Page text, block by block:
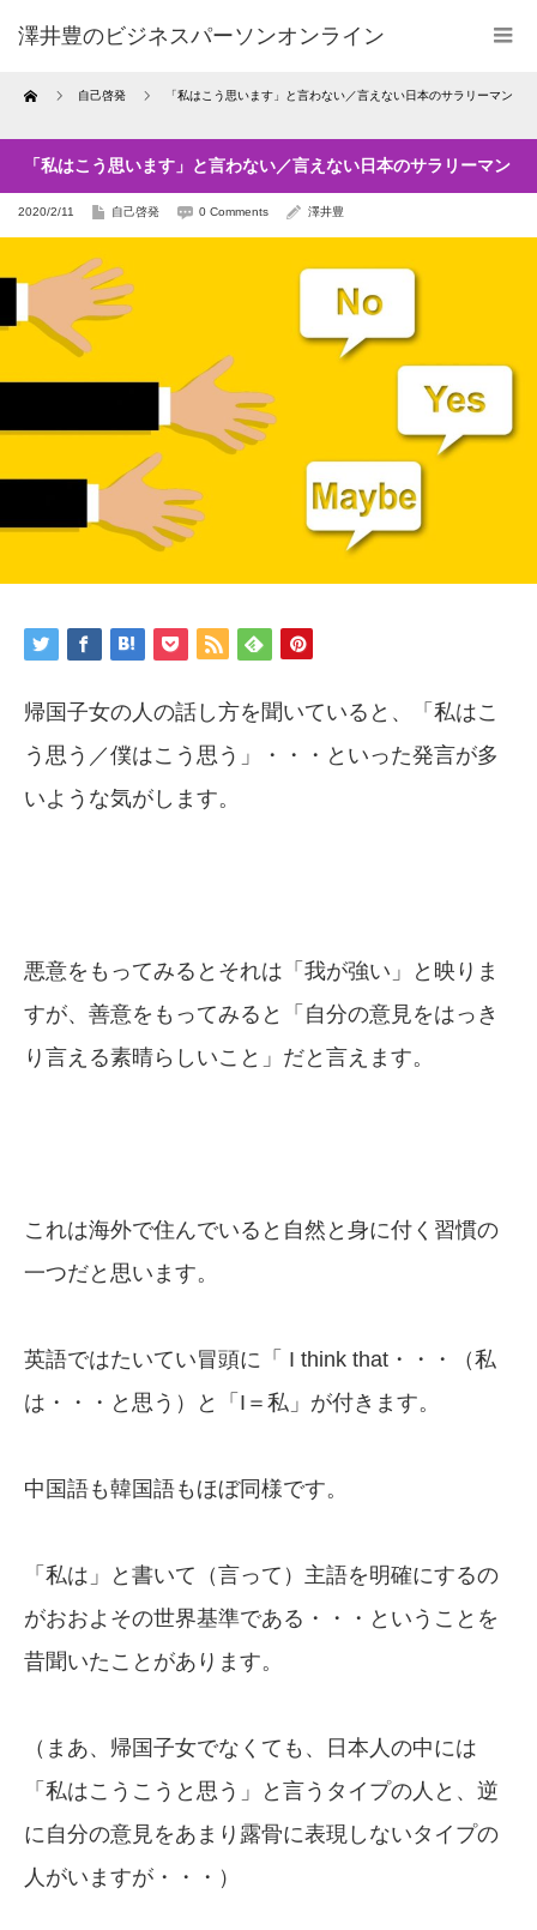
澤井豊のビジネスパーソンオンライン
Home 自己啓発 「私はこう思います」と言わない／言えない日本のサラリーマン
「私はこう思います」と言わない／言えない日本のサラリーマン
2020/2/11 自己啓発 0 Comments 澤井豊
帰国子女の人の話し方を聞いていると、「私はこ
う思う／僕はこう思う」・・・といった発言が多
いような気がします。
悪意をもってみるとそれは「我が強い」と映りま
すが、善意をもってみると「自分の意見をはっき
り言える素晴らしいこと」だと言えます。
これは海外で住んでいると自然と身に付く習慣の
一つだと思います。
英語ではたいてい冒頭に「 I think that・・・（私
は・・・と思う）と「I＝私」が付きます。
中国語も韓国語もほぼ同様です。
「私は」と書いて（言って）主語を明確にするの
がおおよその世界基準である・・・ということを
昔聞いたことがあります。
（まあ、帰国子女でなくても、日本人の中には
「私はこうこうと思う」と言うタイプの人と、逆
に自分の意見をあまり露骨に表現しないタイプの
人がいますが・・・）